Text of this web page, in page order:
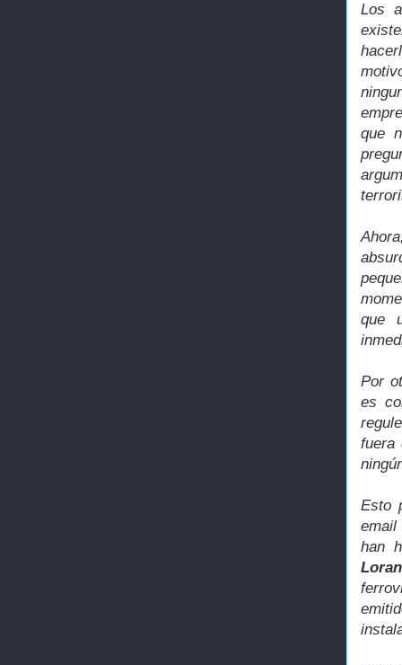
Los
que
que
Por
es
fuera
Esto
email
han
Loran